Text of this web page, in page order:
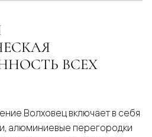
ВСЕХ
Волховец включает в себя
алюминиевые перегородки